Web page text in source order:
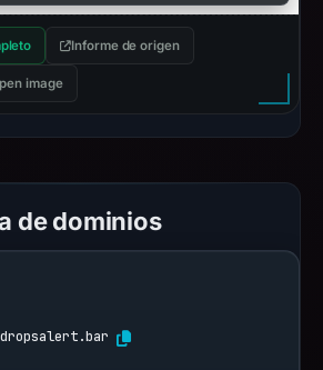
Informe de origen
image
de dominios